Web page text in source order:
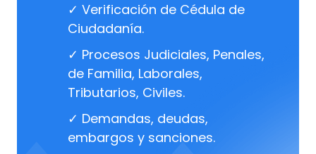
✓ Verificación de Cédula de
Ciudadanía.
✓ Procesos Judiciales, Penales,
de Familia, Laborales,
Tributarios, Civiles.
✓ Demandas, deudas,
embargos y sanciones.